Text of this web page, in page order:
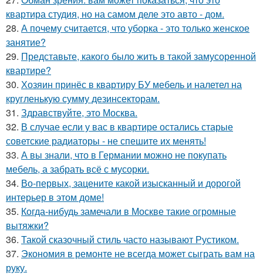
квартира студия, но на самом деле это авто - дом.
28. А почему считается, что уборка - это только женское
занятие?
29. Представьте, какого было жить в такой замусоренной
квартире?
30. Хозяин принёс в квартиру БУ мебель и налетел на
кругленькую сумму дезинсекторам.
31. Здравствуйте, это Москва.
32. В случае если у вас в квартире остались старые
советские радиаторы - не спешите их менять!
33. А вы знали, что в Германии можно не покупать
мебель, а забрать всё с мусорки.
34. Во-первых, зацените какой изысканный и дорогой
интерьер в этом доме!
35. Когда-нибудь замечали в Москве такие огромные
вытяжки?
36. Такой сказочный стиль часто называют Рустиком.
37. Экономия в ремонте не всегда может сыграть вам на
руку.